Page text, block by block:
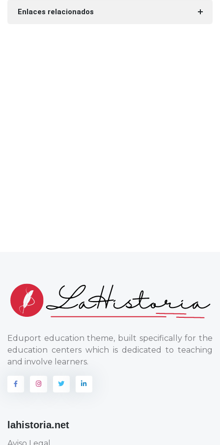
Enlaces relacionados
Eduport education theme, built specifically for the
education centers which is dedicated to teaching
and involve learners.
lahistoria.net
Aviso Legal